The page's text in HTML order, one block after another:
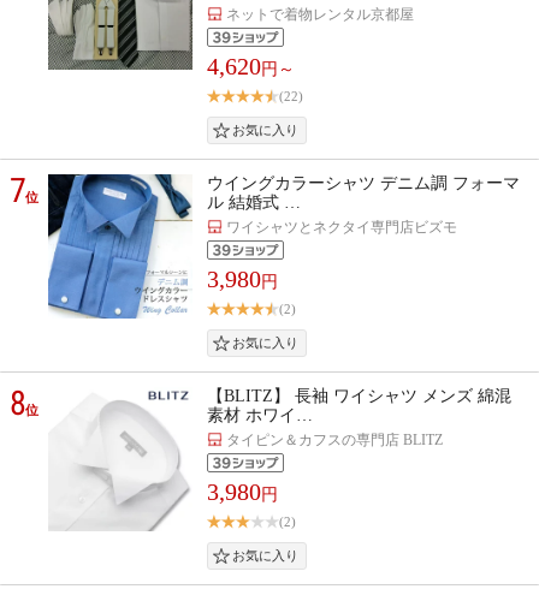
ネットで着物レンタル京都屋
4,620円～
(22)
7位
ウイングカラーシャツ デニム調 フォーマ
ル 結婚式 …
ワイシャツとネクタイ専門店ビズモ
3,980円
(2)
8位
【BLITZ】 長袖 ワイシャツ メンズ 綿混
素材 ホワイ…
タイピン＆カフスの専門店 BLITZ
3,980円
(2)